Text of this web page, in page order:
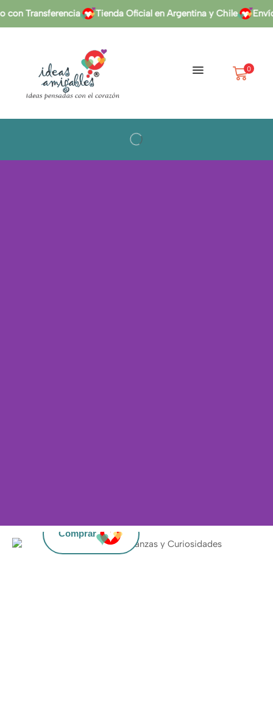
Transferencia Tienda Oficial en Argentina y Chile
0
Comprar